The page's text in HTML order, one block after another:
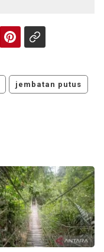
jembatan putus